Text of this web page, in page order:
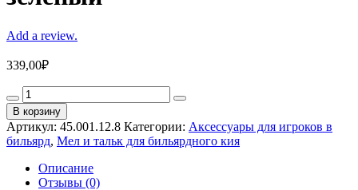
Add a review.
339,00₽
Мел
«Master»
(12
шт)
зеленый
quantity
В корзину
Артикул: 45.001.12.8 Категории: Аксессуары для игроков в
бильярд, Мел и тальк для бильярдного кия
Описание
Отзывы (0)